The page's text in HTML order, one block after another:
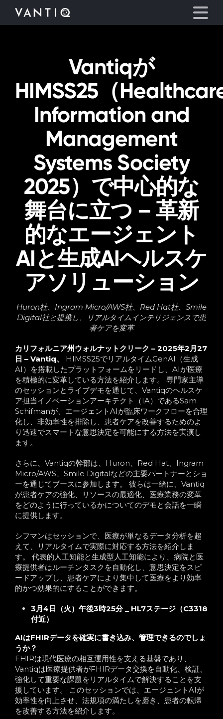
プラットフォーム
事業内容
パートナーシップ
お役立ち情報
会社情報
言語
Vantiqが
HIMSS25（
Information and
Management
Systems Society
2025）で中心的な
舞台に立つ – 革新
的なエージェント
AIと生成AIヘルスケ
アソリューション
Huron社、Ingram Micro/AWS社、Red Hat社、Smile
Digital社と提携し、リアルタイムインテリジェンスで患
者ケアを変革
カリフォルニア州ウォルナットクリーク – 2025年2月27
日 – Vantiq、
HIMSS25でリアルタイムGenAI（生成
AI）を搭載したプラットフォームをリードし、AIが医療
を積極的に変革している方法を紹介します。 専門家主導
のセッションとライブデモを通じて、Vantiqのヘルスケ
ア担当イノベーションアーキテクト（IA）であるSam
Schifmanが、エージェントAIが臨床ワークフローを合理
化し、非効率性を排除し、患者ケアを改善するためのよ
り迅速でスマートな意思決定を可能にする方法を実演し
ます。
さらに、Vantiqの幹部は、Huron、Red Hat、Ingram
Micro/AWS、Smile Digitalなどの主要パートナーとショ
ーを通じてブースに参加します。 彼らは一緒に、Vantiq
が患者ケアの強化、リソースの最適化、医療業務の変革
をどのように行っているかについてのデモと会話を一瞬
に提供します。
シフマンはセッションで、医療が単なるデータ分析を超
えて、リアルタイムで実際に対応する方法を紹介しま
す。 代表的人工知能と生成型人工知能により、病院と医
療提供者はルーチンタスクを自動化し、意思決定をスピ
ードアップし、患者ケアにより集中して医療をより効率
的かつ効果的にすることができます。
3月4日（火）午後3時25分 _ HL7ステージ（C3318
付近）
AIはFHIRデータを確実に書き込み、管理できるのでしょ
うか？
FHIRは現代医療の相互運用性を支える基盤であり、
Vantiqは医療提供者がFHIRデータ交換を自動化、検証、
強化して重要な課題をリアルタイムで解決することを支
援しています。 このセッションでは、エージェントAIが
効率性を向上させ、法規項の満たしを磨き、患者の転帰
を改善する方法を紹介します。